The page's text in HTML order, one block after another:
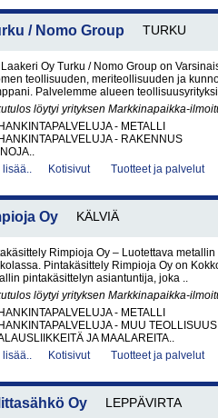
/ Nomo Group TURKU
Oy Turku / Nomo Group on
teollisuuden, meriteollisuuden ja
Palvelemme alueen
löytyi yrityksen Markkinapaikka-
- METALLI
- RAKENNUS
lisää..
Kotisivut Tuotteet ja palvelut
Oy KÄLVIÄ
Rimpioja Oy – Luotettava
Pintakäsittely Rimpioja Oy on
pintakäsittelyn asiantuntija, joka ..
löytyi yrityksen Markkinapaikka-
- METALLI
- MUU TEOLLISUUS
JA MAALAREITA..
lisää..
Kotisivut Tuotteet ja palvelut
Oy LEPPÄVIRTA